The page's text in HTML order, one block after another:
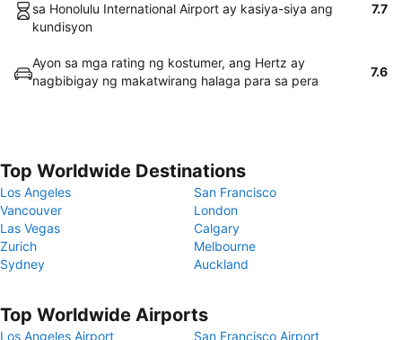
sa Honolulu International Airport ay kasiya-siya ang
kundisyon
7.7
Ayon sa mga rating ng kostumer, ang Hertz ay
nagbibigay ng makatwirang halaga para sa pera
7.6
Top Worldwide Destinations
Los Angeles
San Francisco
Vancouver
London
Las Vegas
Calgary
Zurich
Melbourne
Sydney
Auckland
Top Worldwide Airports
Los Angeles Airport San Francisco Airport